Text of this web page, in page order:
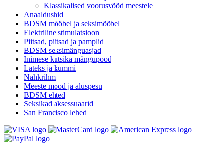
Klassikalised voorusvööd meestele
Anaaldushid
BDSM mööbel ja seksimööbel
Elektriline stimulatsioon
Piitsad, piitsad ja pamplid
BDSM seksimänguasjad
Inimese kutsika mängupood
Lateks ja kummi
Nahkrihm
Meeste mood ja aluspesu
BDSM ehted
Seksikad aksessuaarid
San Francisco lehed